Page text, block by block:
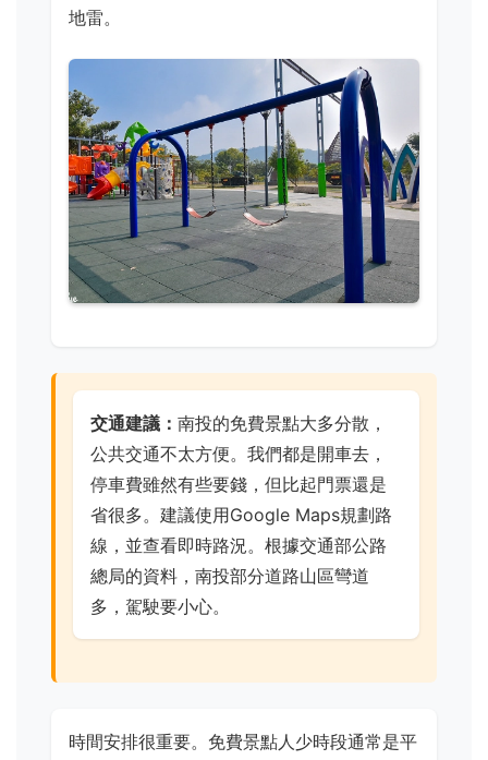
地雷。
交通建議： 南投的免費景點大多分散，
公共交通不太方便。我們都是開車去，
停車費雖然有些要錢，但比起門票還是
省很多。建議使用Google Maps規劃路
線，並查看即時路況。根據交通部公路
總局的資料，南投部分道路山區彎道
多，駕駛要小心。
時間安排很重要。免費景點人少時段通常是平